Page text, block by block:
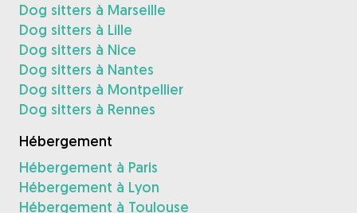
Dog sitters à Marseille
Dog sitters à Lille
Dog sitters à Nice
Dog sitters à Nantes
Dog sitters à Montpellier
Dog sitters à Rennes
Hébergement
Hébergement à Paris
Hébergement à Lyon
Hébergement à Toulouse